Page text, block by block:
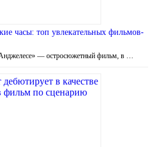
часы: топ увлекательных фильмов-
— остросюжетный фильм, в …